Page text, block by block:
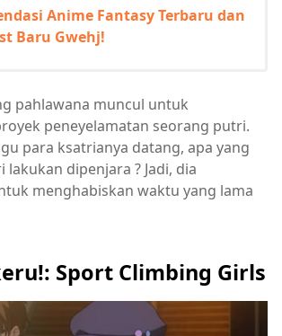
Anime Fantasy Terbaru dan
Baru Gwehj!
pahlawana muncul untuk
peneyelamatan seorang putri.
para ksatrianya datang, apa yang
dipenjara ? Jadi, dia
menghabiskan waktu yang lama
Sport Climbing Girls